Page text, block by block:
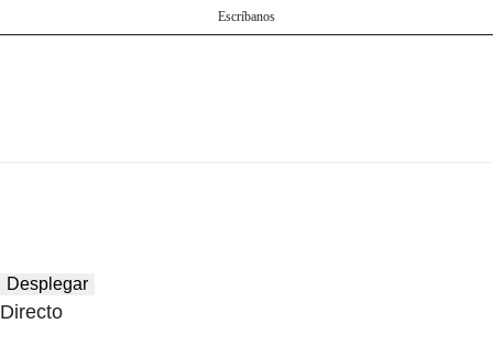
Escríbanos
Desplegar
Directo